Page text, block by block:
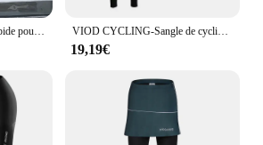
Viser de sport à séchage rapide pour femmes, pantalons de fitness, pantalons de yoga assiste, pantalons de cyclisme pour femmes, pantalons de sport de course à pied VIOD CYCLING-Sangle de cyclisme sur route, pantalon élastique noir, double flèches, coussin de siège en silicone pour le cyclisme de 7 heures, automne et hiver, nouveau
19,19€